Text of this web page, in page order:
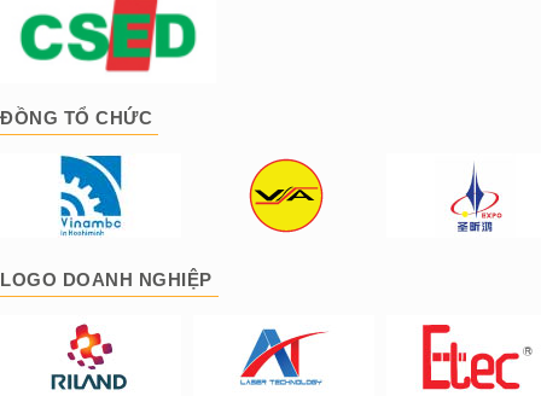
ĐỒNG TỔ CHỨC
LOGO DOANH NGHIỆP